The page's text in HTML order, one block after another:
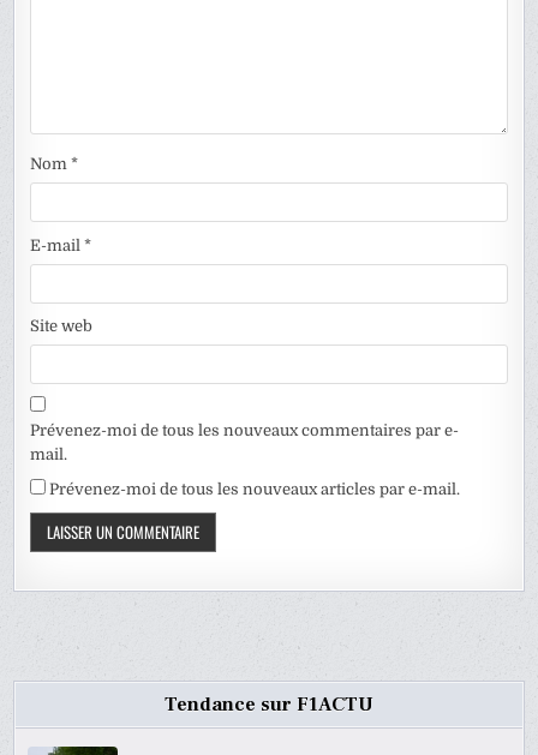
Nom*
E-mail*
Site web
Prévenez-moi de tous les nouveaux commentaires par e-
mail.
Prévenez-moi de tous les nouveaux articles par e-mail.
Tendance sur F1ACTU